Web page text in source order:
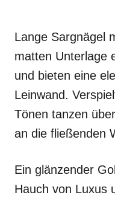
Lange Sargnägel
matten Unterlage
und bieten eine
Leinwand.
Tönen tanzen
an die fließenden
Ein glänzender
Hauch von Luxus